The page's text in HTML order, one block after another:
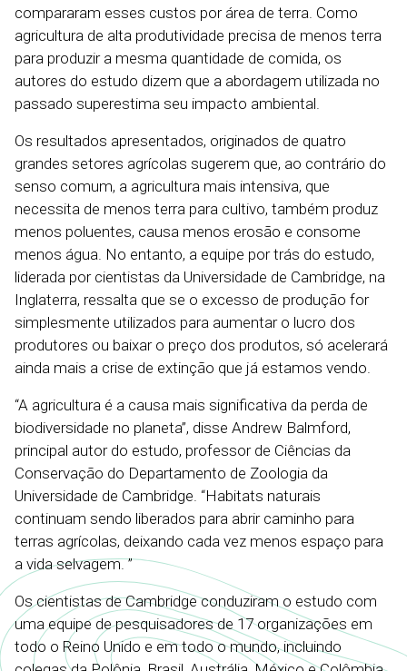
compararam esses custos por área de terra. Como
agricultura de alta produtividade precisa de menos terra
para produzir a mesma quantidade de comida, os
autores do estudo dizem que a abordagem utilizada no
passado superestima seu impacto ambiental.
Os resultados apresentados, originados de quatro
grandes setores agrícolas sugerem que, ao contrário do
senso comum, a agricultura mais intensiva, que
necessita de menos terra para cultivo, também produz
menos poluentes, causa menos erosão e consome
menos água. No entanto, a equipe por trás do estudo,
liderada por cientistas da Universidade de Cambridge, na
Inglaterra, ressalta que se o excesso de produção for
simplesmente utilizados para aumentar o lucro dos
produtores ou baixar o preço dos produtos, só acelerará
ainda mais a crise de extinção que já estamos vendo.
“A agricultura é a causa mais significativa da perda de
biodiversidade no planeta”, disse Andrew Balmford,
principal autor do estudo, professor de Ciências da
Conservação do Departamento de Zoologia da
Universidade de Cambridge. “Habitats naturais
continuam sendo liberados para abrir caminho para
terras agrícolas, deixando cada vez menos espaço para
a vida selvagem. ”
Os cientistas de Cambridge conduziram o estudo com
uma equipe de pesquisadores de 17 organizações em
todo o Reino Unido e em todo o mundo, incluindo